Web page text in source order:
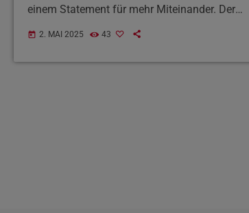
einem Statement für mehr Miteinander. Der
vorbei.
today 2. MAI 2025 43